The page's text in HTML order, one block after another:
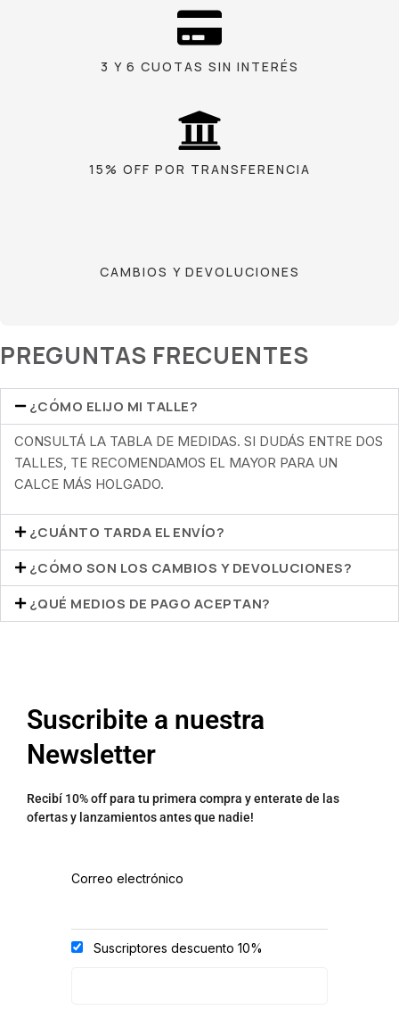
3 Y 6 CUOTAS SIN INTERÉS
15% OFF POR TRANSFERENCIA
CAMBIOS Y DEVOLUCIONES
PREGUNTAS FRECUENTES
¿CÓMO ELIJO MI TALLE?
CONSULTÁ LA TABLA DE MEDIDAS. SI DUDÁS ENTRE DOS
TALLES, TE RECOMENDAMOS EL MAYOR PARA UN
CALCE MÁS HOLGADO.
¿CUÁNTO TARDA EL ENVÍO?
¿CÓMO SON LOS CAMBIOS Y DEVOLUCIONES?
¿QUÉ MEDIOS DE PAGO ACEPTAN?
Suscribite a nuestra
Newsletter
Recibí 10% off para tu primera compra y enterate de las
ofertas y lanzamientos antes que nadie!
Correo electrónico
Suscriptores descuento 10%